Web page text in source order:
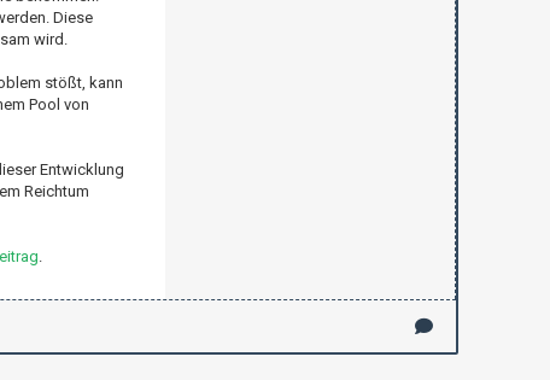
Diese
wird.
stößt, kann
Pool von
Entwicklung
Reichtum